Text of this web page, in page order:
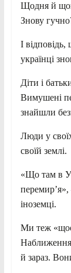
Щодня й
Знову
І
українці
Діти і
Вимушені
знайшли
Люди у
своїй землі.
«Що там в
перемир’я»,
іноземці.
Ми теж
Наближення
й зараз.